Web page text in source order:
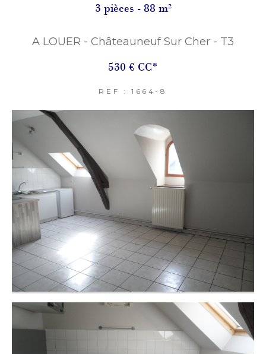
3 pièces - 88 m²
A LOUER - Châteauneuf Sur Cher - T3
530 € CC*
REF : 1664-8